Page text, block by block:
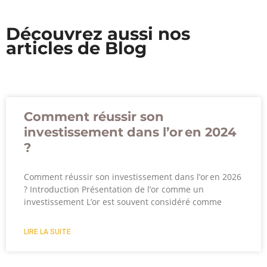
Découvrez aussi nos
articles de Blog
Comment réussir son
investissement dans l’or en 2024
?
Comment réussir son investissement dans l’or en 2026
? Introduction Présentation de l’or comme un
investissement L’or est souvent considéré comme
LIRE LA SUITE